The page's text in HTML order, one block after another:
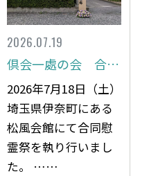
2026.07.19
倶会一處の会 合同慰霊祭レポート
2026年7月18日（土）
埼玉県伊奈町にある
松風会館にて合同慰
霊祭を執り行いまし
た。 ……